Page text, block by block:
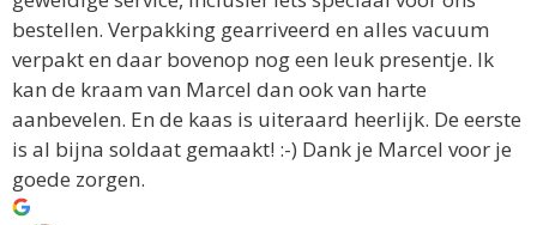
bestellen. Verpakking gearriveerd en alles vacuum
verpakt en daar bovenop nog een leuk presentje. Ik
kan de kraam van Marcel dan ook van harte
aanbevelen. En de kaas is uiteraard heerlijk. De eerste
is al bijna soldaat gemaakt! :-) Dank je Marcel voor je
goede zorgen.